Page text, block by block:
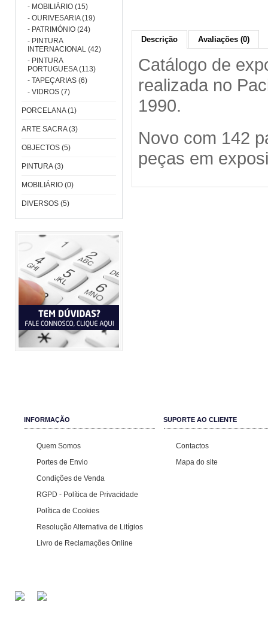
- MOBILIÁRIO (15)
- OURIVESARIA (19)
- PATRIMÓNIO (24)
- PINTURA
INTERNACIONAL (42)
- PINTURA
PORTUGUESA (113)
- TAPEÇARIAS (6)
- VIDROS (7)
PORCELANA (1)
ARTE SACRA (3)
OBJECTOS (5)
PINTURA (3)
MOBILIÁRIO (0)
DIVERSOS (5)
Descrição Avaliações (0)
Catálogo de
realizada no
1990.
Novo com 142
peças em
INFORMAÇÃO
Quem Somos
Portes de Envio
Condições de Venda
RGPD - Política de Privacidade
Política de Cookies
Resolução Alternativa de Litígios
Livro de Reclamações Online
SUPORTE AO CLIENTE
Contactos
Mapa do site